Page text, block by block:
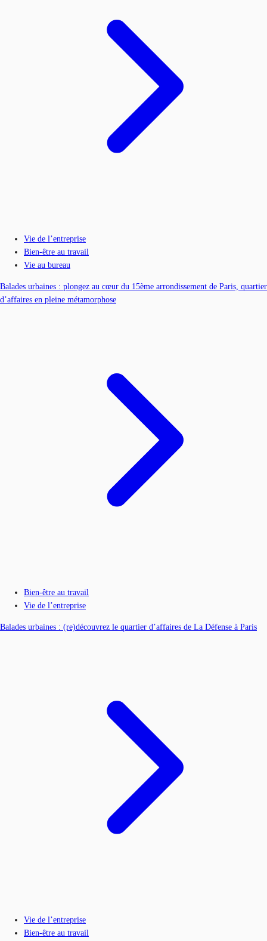
Vie de l’entreprise
Bien-être au travail
Vie au bureau
Balades urbaines : plongez au cœur du 15ème arrondissement de Paris, quartier
d’affaires en pleine métamorphose
Bien-être au travail
Vie de l’entreprise
Balades urbaines : (re)découvrez le quartier d’affaires de La Défense à Paris
Vie de l’entreprise
Bien-être au travail